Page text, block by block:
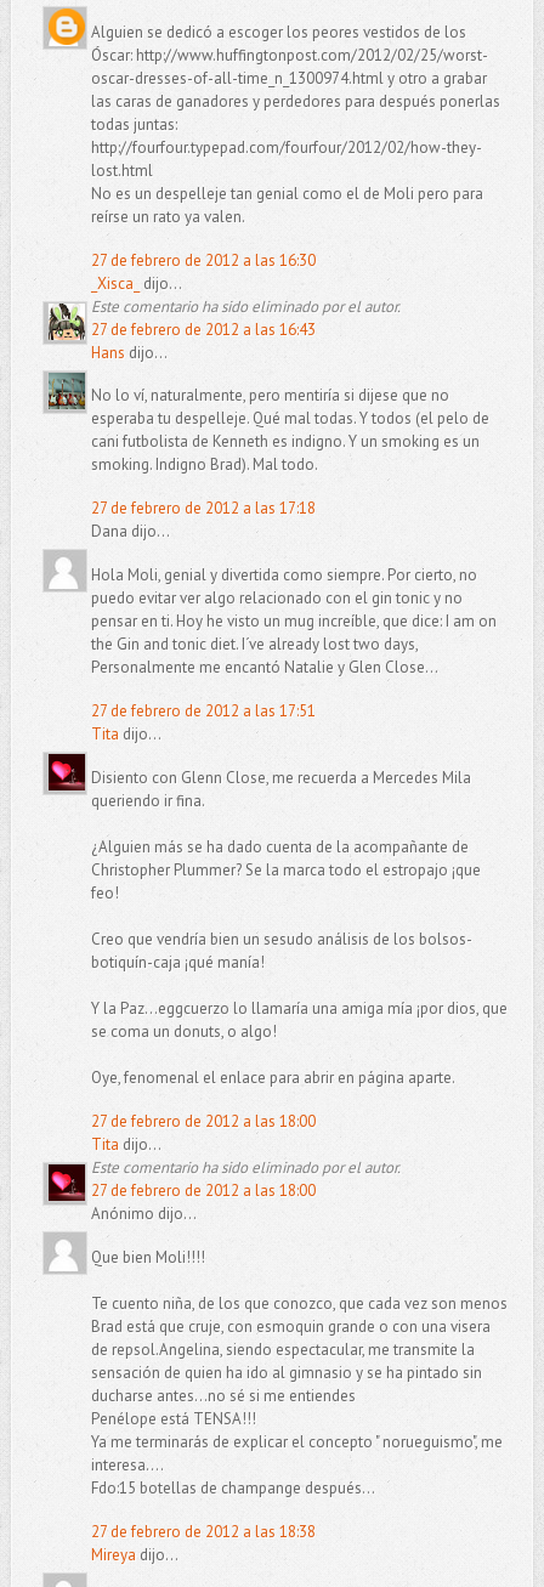
Alguien se dedicó a escoger los peores vestidos de los
Óscar: http://www.huffingtonpost.com/2012/02/25/worst-
oscar-dresses-of-all-time_n_1300974.html y otro a grabar
las caras de ganadores y perdedores para después ponerlas
todas juntas:
http://fourfour.typepad.com/fourfour/2012/02/how-they-
lost.html
No es un despelleje tan genial como el de Moli pero para
reírse un rato ya valen.
27 de febrero de 2012 a las 16:30
_Xisca_ dijo...
Este comentario ha sido eliminado por el autor.
27 de febrero de 2012 a las 16:43
Hans dijo...
No lo ví, naturalmente, pero mentiría si dijese que no
esperaba tu despelleje. Qué mal todas. Y todos (el pelo de
cani futbolista de Kenneth es indigno. Y un smoking es un
smoking. Indigno Brad). Mal todo.
27 de febrero de 2012 a las 17:18
Dana dijo...
Hola Moli, genial y divertida como siempre. Por cierto, no
puedo evitar ver algo relacionado con el gin tonic y no
pensar en ti. Hoy he visto un mug increíble, que dice: I am on
the Gin and tonic diet. I´ve already lost two days,
Personalmente me encantó Natalie y Glen Close...
27 de febrero de 2012 a las 17:51
Tita dijo...
Disiento con Glenn Close, me recuerda a Mercedes Mila
queriendo ir fina.
¿Alguien más se ha dado cuenta de la acompañante de
Christopher Plummer? Se la marca todo el estropajo ¡que
feo!
Creo que vendría bien un sesudo análisis de los bolsos-
botiquín-caja ¡qué manía!
Y la Paz...eggcuerzo lo llamaría una amiga mía ¡por dios, que
se coma un donuts, o algo!
Oye, fenomenal el enlace para abrir en página aparte.
27 de febrero de 2012 a las 18:00
Tita dijo...
Este comentario ha sido eliminado por el autor.
27 de febrero de 2012 a las 18:00
Anónimo dijo...
Que bien Moli!!!!
Te cuento niña, de los que conozco, que cada vez son menos
Brad está que cruje, con esmoquin grande o con una visera
de repsol.Angelina, siendo espectacular, me transmite la
sensación de quien ha ido al gimnasio y se ha pintado sin
ducharse antes...no sé si me entiendes
Penélope está TENSA!!!
Ya me terminarás de explicar el concepto " norueguismo", me
interesa....
Fdo:15 botellas de champange después...
27 de febrero de 2012 a las 18:38
Mireya dijo...